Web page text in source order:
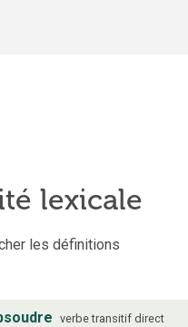
lexicale
les définitions
verbe transitif direct